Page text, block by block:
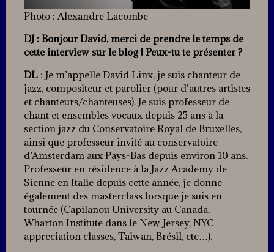
Photo : Alexandre Lacombe
DJ : Bonjour David, merci de prendre le temps de
cette interview sur le blog ! Peux-tu te présenter ?
DL: Je m’appelle David Linx, je suis chanteur de
jazz, compositeur et parolier (pour d’autres artistes
et chanteurs/chanteuses). Je suis professeur de
chant et ensembles vocaux depuis 25 ans à la
section jazz du Conservatoire Royal de Bruxelles,
ainsi que professeur invité au conservatoire
d’Amsterdam aux Pays-Bas depuis environ 10 ans.
Professeur en résidence à la Jazz Academy de
Sienne en Italie depuis cette année, je donne
également des masterclass lorsque je suis en
tournée (Capilanou University au Canada,
Wharton Institute dans le New Jersey, NYC
appreciation classes, Taiwan, Brésil, etc…).